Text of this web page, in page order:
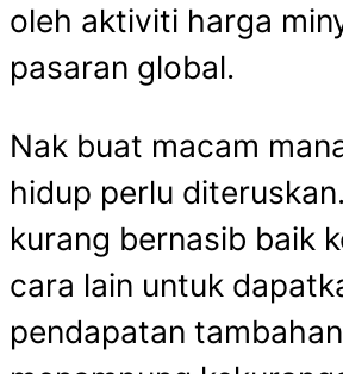
oleh aktiviti harga
pasaran global.
Nak buat macam
hidup perlu
kurang bernasib baik
cara lain untuk
pendapatan